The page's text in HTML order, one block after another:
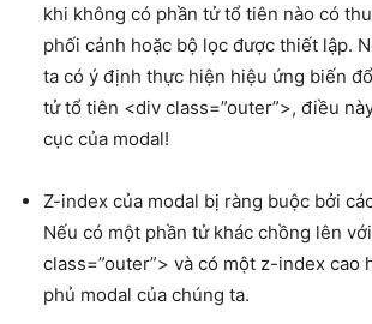
khi không có phần tử tổ tiên nào có
phối cảnh hoặc bộ lọc được thiết lập.
ta có ý định thực hiện hiệu ứng biến
tử tổ tiên <div class=”outer”>, điều
cục của modal!
Z-index của modal bị ràng buộc bởi
Nếu có một phần tử khác chồng lên
class=”outer”> và có một z-index cao
phủ modal của chúng ta.